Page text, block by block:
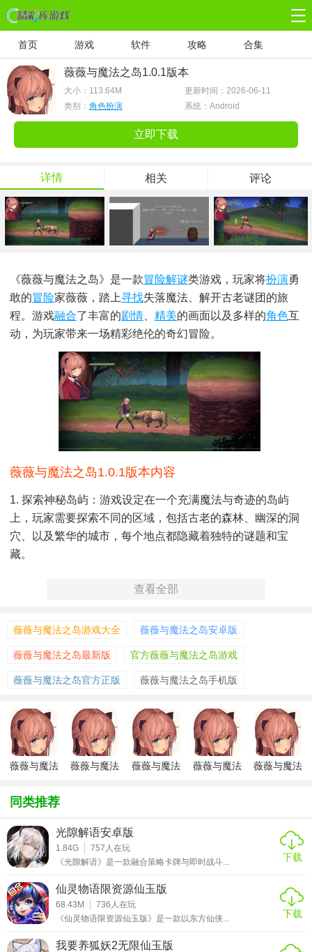
首页 游戏 软件 攻略 合集
薇薇与魔法之岛1.0.1版本
大小： 113.64M
更新时间：2026-06-11
类别： 角色扮演 系统：Android
立即下载
详情 相关 评论
《薇薇与魔法之岛》是一款冒险解谜类游戏，玩家将扮演勇
敢的冒险家薇薇，踏上寻找失落魔法、解开古老谜团的旅
程。游戏融合了丰富的剧情、 精美的画面以及多样的角色互
动，为玩家带来一场精彩绝伦的奇幻冒险。
薇薇与魔法之岛1.0.1版本内容
1. 探索神秘岛屿：游戏设定在一个充满魔法与奇迹的岛屿
上，玩家需要探索不同的区域，包括古老的森林、幽深的洞
穴、以及繁华的城市，每个地点都隐藏着独特的谜题和宝
藏。
3. 魔法系统：游戏引入了丰富的魔法系统，玩家可以学习各
用。
4. 剧情驱动：游戏以丰富的剧情为核心，随着故事的发展，
玩家将逐渐揭开岛屿的秘密，并面临各种抉择和挑战。
5. 多结局设计：根据玩家的选择和行为，游戏将有多个不同
的结局，增加了重复游玩的价值。
1. 角色自定义：玩家可以自定义薇薇的外观和装备，打造独
一无二的冒险家形象。
2. 即时战斗系统：采用即时战斗模式，玩家需要灵活操作薇
薇与敌人战斗，体验紧张刺激的战斗乐趣。
3. 任务系统：丰富的任务系统，包括主线任务、支线任务和
随机事件，让游戏世界更加生动和有趣。
4. 社交互动：支持多人在线合作模式，玩家可以邀请好友一
查看全部
薇薇与魔法之岛游戏大全 薇薇与魔法之岛安卓版
薇薇与魔法之岛最新版 官方薇薇与魔法之岛游戏
薇薇与魔法之岛官方正版 薇薇与魔法之岛手机版
薇薇与魔法
费
薇薇与魔法
薇薇与魔法
薇薇与魔法
薇薇与魔法
同类推荐
光隙解语安卓版
1.84G 757 人在玩
《光隙解语》是一款融合策略卡牌与即时战斗...
下载
仙灵物语限资源仙玉版
68.43M 736 人在玩
《仙灵物语限资源仙玉版》是一款以东方仙侠...
下载
我要养狐妖2无限仙玉版